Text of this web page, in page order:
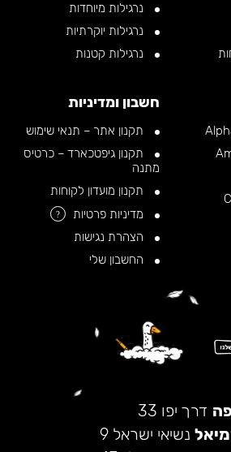
נרגילות מיוחדות
נרגילות יוקרתיות
נרגילות קטנות
חשבון ומדיניות
תקנון אתר – תנאי שימוש
תקנון גיפטכארד – כרטיס
מתנה
תקנון מועדון לקוחות
מדיניות פרטיות
?
הצהרת נגישות
החשבון שלי
דרך יפו 33
נשיאי ישראל 9